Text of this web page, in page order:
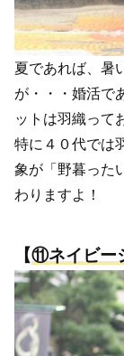
夏であれば、暑
が・・・婚活で
ットは羽織って
特に４０代では
象が「野暮った
わりますよ！
【⑪ネイビー